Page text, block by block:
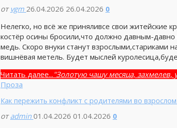
от vgm 26.04.2026 26.04.2026 0
Нелегко, но всё же приняливсе свои житейские
костёр осины бросили,что должно давным-
медь. Скоро внуки станут взрослыми,стариками
вишнёвая метель. Будет мыслей
Читать далее... "Золотую чашу месяца, захмелев,
Проза
Как пережить конфликт с родителями во взрослом
от admin 01.04.2026 01.04.2026 0